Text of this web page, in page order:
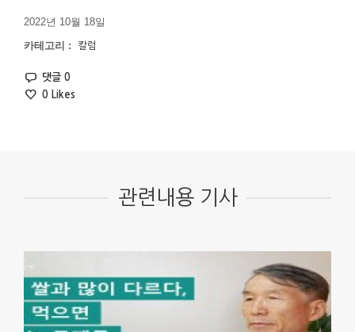
2022년 10월 18일
카테고리 :
칼럼
댓글 0
0 Likes
관련내용 기사